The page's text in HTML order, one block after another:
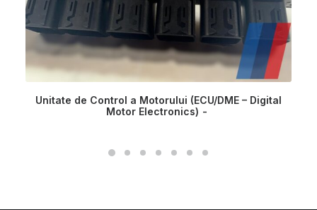
Unitate de Control a Motorului (ECU/DME – Digital
Motor Electronics)